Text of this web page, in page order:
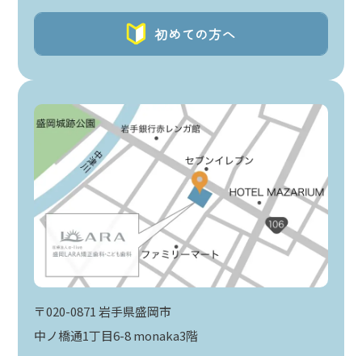
初めての方へ
〒020-0871 岩手県盛岡市
中ノ橋通1丁目6-8 monaka3階